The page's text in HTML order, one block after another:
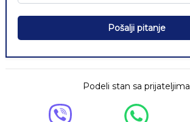
Pošalji pitanje
Podeli stan sa prijateljima